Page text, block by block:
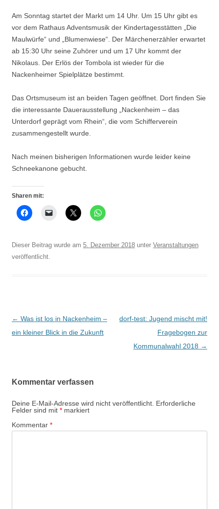
Am Sonntag startet der Markt um 14 Uhr. Um 15 Uhr gibt es
vor dem Rathaus Adventsmusik der Kindertagesstätten „Die
Maulwürfe“ und „Blumenwiese“. Der Märchenerzähler erwartet
ab 15:30 Uhr seine Zuhörer und um 17 Uhr kommt der
Nikolaus. Der Erlös der Tombola ist wieder für die
Nackenheimer Spielplätze bestimmt.
Das Ortsmuseum ist an beiden Tagen geöffnet. Dort finden Sie
die interessante Dauerausstellung „Nackenheim – das
Unterdorf geprägt vom Rhein“, die vom Schifferverein
zusammengestellt wurde.
Nach meinen bisherigen Informationen wurde leider keine
Schneekanone gebucht.
Sharen mit:
Dieser Beitrag wurde am 5. Dezember 2018 unter Veranstaltungen
veröffentlicht.
Beitrags-
Navigation
← Was ist los in Nackenheim –
ein kleiner Blick in die Zukunft
dorf-test: Jugend mischt mit!
Fragebogen zur
Kommunalwahl 2018 →
Kommentar verfassen
Deine E-Mail-Adresse wird nicht veröffentlicht. Erforderliche
Felder sind mit * markiert
Kommentar *